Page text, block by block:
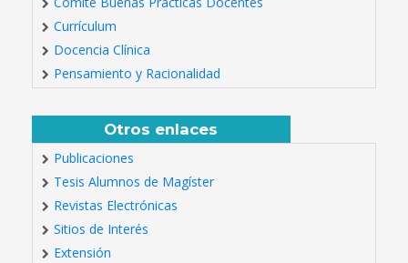
Currículum
Docencia Clínica
Pensamiento y Racionalidad
Otros enlaces
Publicaciones
Tesis Alumnos de Magíster
Revistas Electrónicas
Sitios de Interés
Extensión